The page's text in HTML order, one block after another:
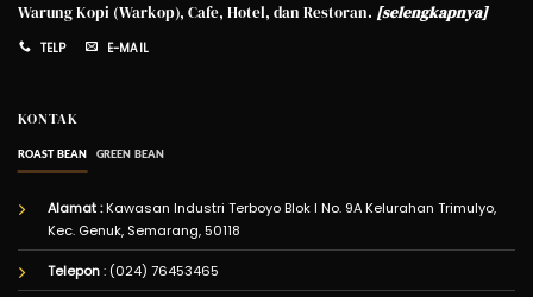
Warung Kopi (Warkop), Cafe, Hotel, dan Restoran. [selengkapnya]
TELP E-MAIL
KONTAK
ROAST BEAN GREEN BEAN
Alamat :Kawasan Industri Terboyo Blok I No. 9A Kelurahan Trimulyo,
Kec. Genuk, Semarang, 50118
Telepon: (024) 76453465